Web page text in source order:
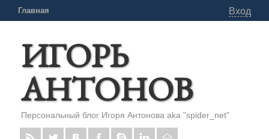
Главная Вход
ИГОРЬ
АНТОНОВ
Персональный блог Игоря Антонова aka "spider_net"